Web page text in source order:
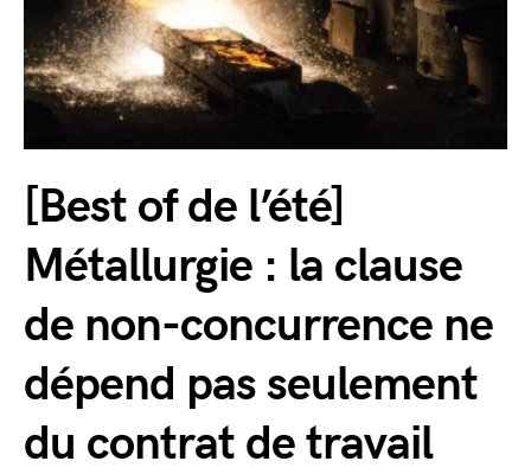
[Best of de l’été]
Métallurgie : la clause
de non-concurrence ne
dépend pas seulement
du contrat de travail